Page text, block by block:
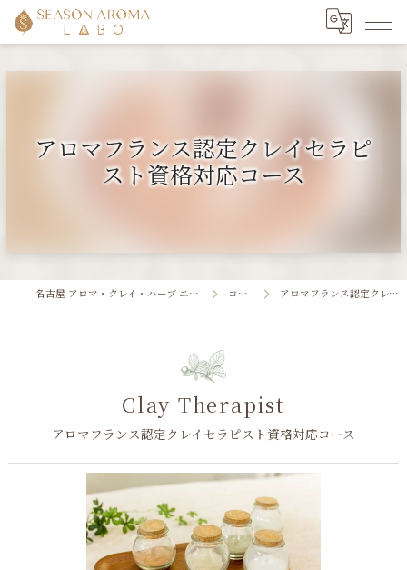
アロマフランス認定クレイセラピ
スト資格対応コース
名古屋 アロマ・クレイ・ハーブ エステスクール SEASON AROMA LABO コース紹介 アロマフランス認定クレイセラピスト資格対応コース
アロマフランス認定クレイセラピスト資格対応コース
Clay Therapist